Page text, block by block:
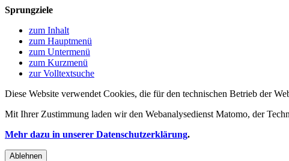
Sprungziele
zum Inhalt
zum Hauptmenü
zum Untermenü
zum Kurzmenü
zur Volltextsuche
Diese Website verwendet Cookies, die für den technischen Betrieb der
Mit Ihrer Zustimmung laden wir den Webanalysedienst Matomo, der
Mehr dazu in unserer Datenschutzerklärung.
Ablehnen